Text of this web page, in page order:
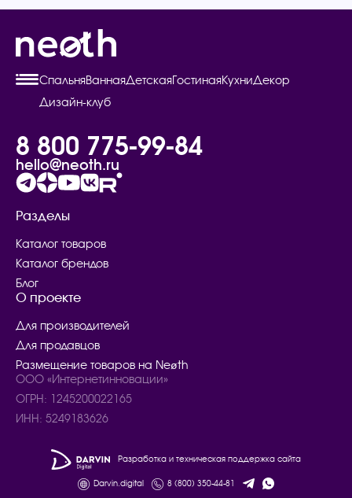
СпальняВаннаяДетскаяГостинаяКухниДекор
Дизайн-клуб
8 800 775-99-84
hello@neoth.ru
Разделы
Каталог товаров
Каталог брендов
Блог
О проекте
Для производителей
Для продавцов
Размещение товаров на Neøth
ООО «Интернетинновации»
ОГРН: 1245200022165
ИНН: 5249183626
Разработка и техническая поддержка сайта
Darvin.digital 8 (800) 350-44-81